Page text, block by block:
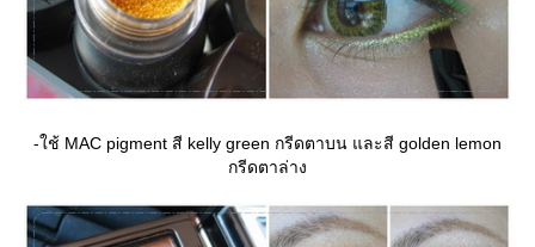
-ใช้ MAC pigment สี kelly green กรีดตาบน และสี golden lemon
กรีดตาล่าง